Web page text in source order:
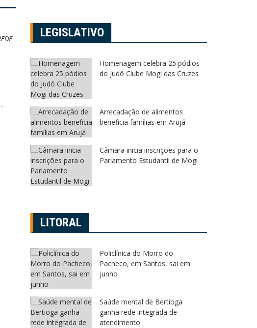
LEGISLATIVO
Homenagem celebra 25 pódios
do Judô Clube Mogi das Cruzes
Arrecadação de alimentos
beneficia famílias em Arujá
Câmara inicia inscrições para o
Parlamento Estudantil de Mogi
LITORAL
Policlínica do Morro do
Pacheco, em Santos, sai em
junho
Saúde mental de Bertioga
ganha rede integrada de
atendimento